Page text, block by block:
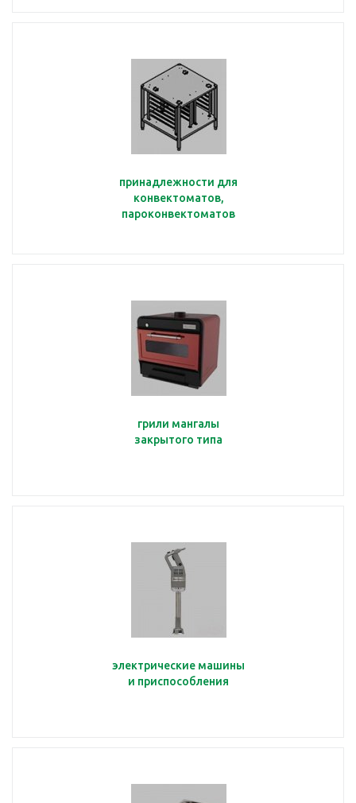
принадлежности для
конвектоматов,
пароконвектоматов
грили мангалы
закрытого типа
электрические машины
и приспособления